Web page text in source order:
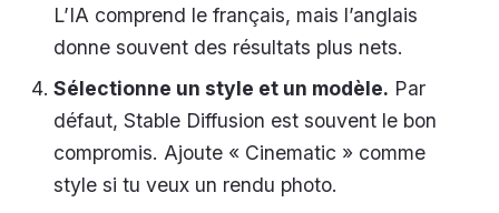
L’IA comprend le français, mais l’anglais
donne souvent des résultats plus nets.
Sélectionne un style et un modèle. Par
défaut, Stable Diffusion est souvent le bon
compromis. Ajoute « Cinematic » comme
style si tu veux un rendu photo.